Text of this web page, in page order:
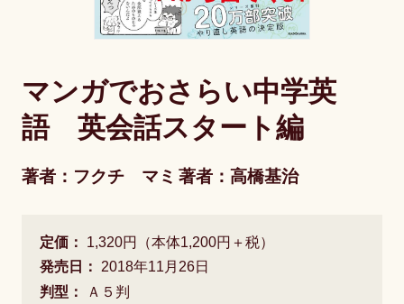
マンガでおさらい中学英
語 英会話スタート編
著者：フクチ マミ 著者：高橋基治
定価：
1,320円（本体1,200円＋税）
発売日： 2018年11月26日
判型：
Ａ５判